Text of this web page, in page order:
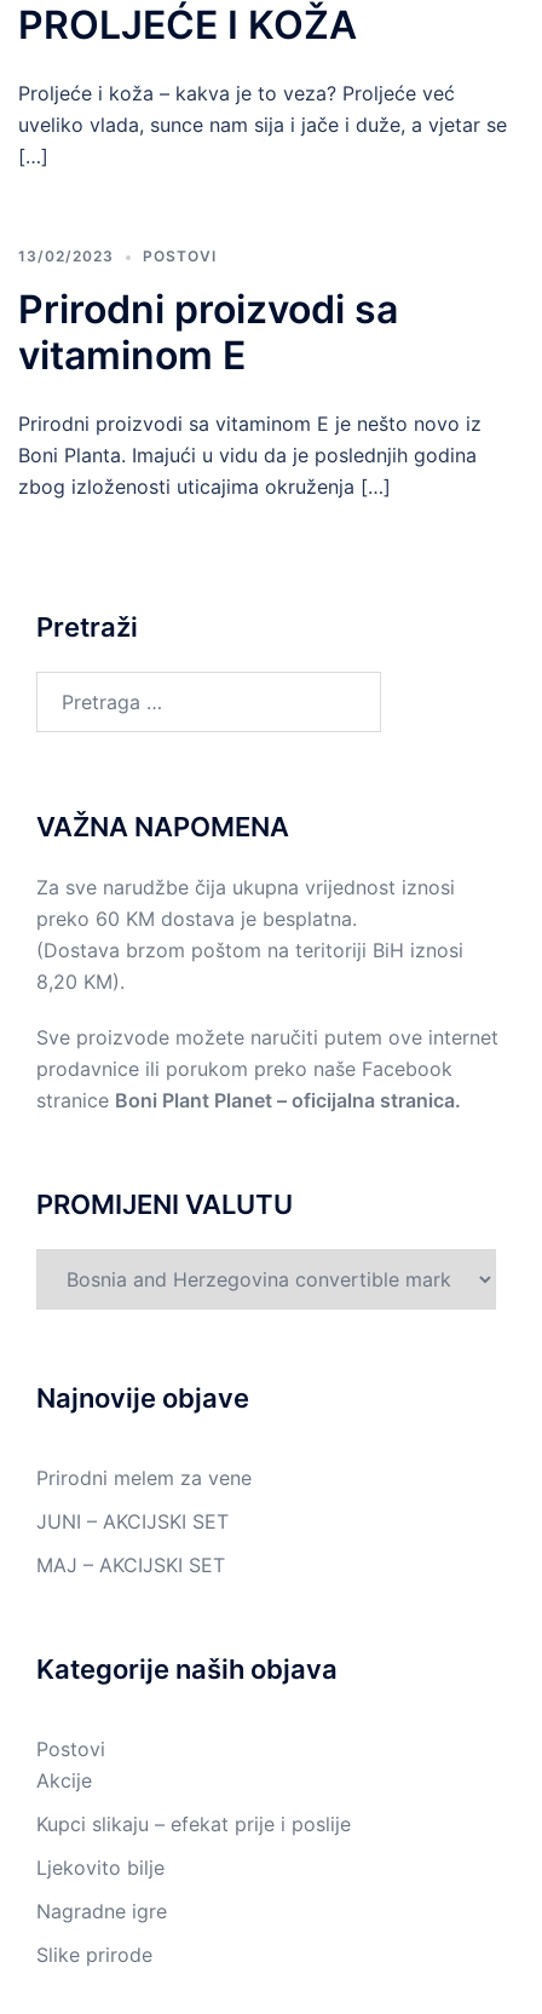
PROLJEĆE I KOŽA
Proljeće i koža – kakva je to veza? Proljeće već
uveliko vlada, sunce nam sija i jače i duže, a vjetar se
[…]
13/02/2023 POSTOVI
Prirodni proizvodi sa
vitaminom E
Prirodni proizvodi sa vitaminom E je nešto novo iz
Boni Planta. Imajući u vidu da je poslednjih godina
zbog izloženosti uticajima okruženja […]
Pretraži
VAŽNA NAPOMENA
Za sve narudžbe čija ukupna vrijednost iznosi
preko 60 KM dostava je besplatna.
(Dostava brzom poštom na teritoriji BiH iznosi
8,20 KM).
Sve proizvode možete naručiti putem ove internet
prodavnice ili porukom preko naše Facebook
stranice Boni Plant Planet – oficijalna stranica.
PROMIJENI VALUTU
Najnovije objave
Prirodni melem za vene
JUNI – AKCIJSKI SET
MAJ – AKCIJSKI SET
Kategorije naših objava
Postovi
Akcije
Kupci slikaju – efekat prije i poslije
Ljekovito bilje
Nagradne igre
Slike prirode